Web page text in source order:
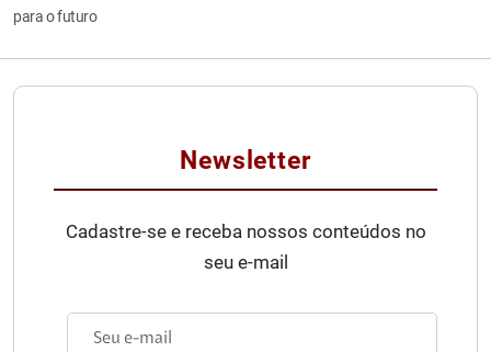
para o futuro
Newsletter
Cadastre-se e receba nossos conteúdos no
seu e-mail